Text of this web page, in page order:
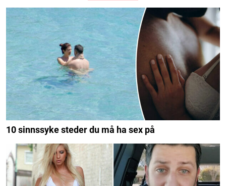
10 sinnssyke steder du må ha sex på